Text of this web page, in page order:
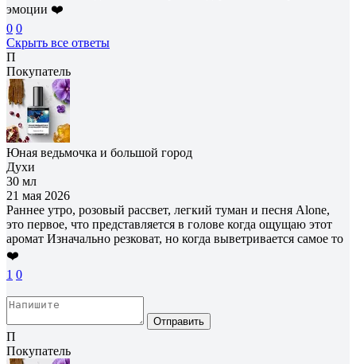
эмоции ❤️
0 0
Скрыть все ответы
П
Покупатель
Юная ведьмочка и большой город
Духи
30 мл
21 мая 2026
Раннее утро, розовый рассвет, легкий туман и песня Alone,
это первое, что представляется в голове когда ощущаю этот
аромат Изначально резковат, но когда выветривается самое то
❤️
1 0
Отправить
П
Покупатель